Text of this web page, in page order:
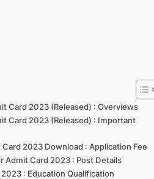
Card 2023 (Released) : Overviews
Card 2023 (Released) : Important
Card 2023 Download : Application Fee
Admit Card 2023 : Post Details
: Education Qualification